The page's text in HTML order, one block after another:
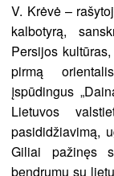
V. Krėvė –
kalbotyrą,
Persijos kultūras,
pirmą
įspūdingus
Lietuvos
pasididžiavimą,
Giliai pažinęs
bendrumų su